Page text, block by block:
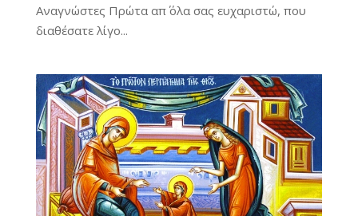
Αναγνώστες Πρώτα απ΄ όλα σας ευχαριστώ, που
διαθέσατε λίγο...